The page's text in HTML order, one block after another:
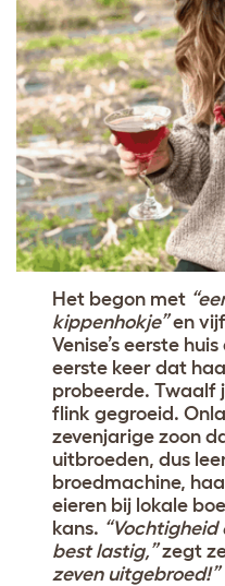
Het begon met
kippenhokje”en vijf
Venise’s eerste
eerste keer dat
probeerde. Twaalf
flink gegroeid.
zevenjarige zoon
uitbroeden, dus
broedmachine,
eieren bij lokale
kans.
best lastig,”zegt
zeven uitgebroed!”